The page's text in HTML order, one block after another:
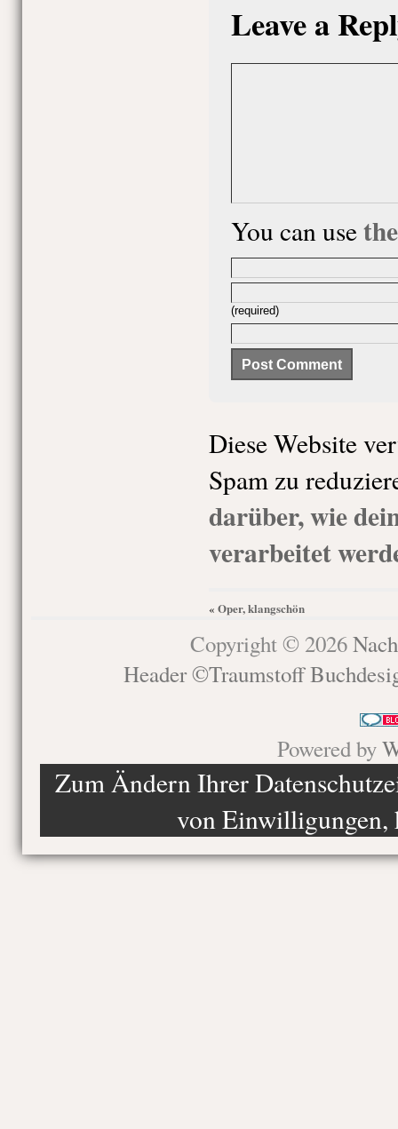
Leave a
You can use
(required)
Diese Website
Spam zu
darüber, wie
verarbeitet
« Oper, klangschön
Copyright © 2026
Header ©Traumstoff
Powered by
Zum Ändern Ihrer
von